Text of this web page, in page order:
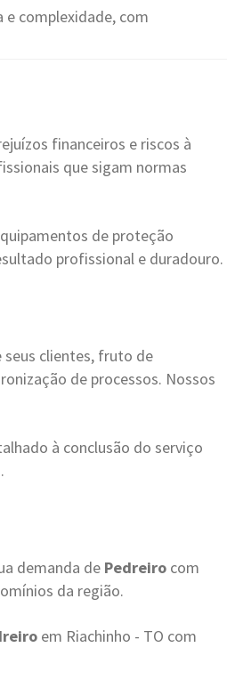
e complexidade, com
financeiros e riscos à
que sigam normas
de proteção
profissional e duradouro.
clientes, fruto de
de processos. Nossos
à conclusão do serviço
demanda de Pedreiro com
da região.
em Riachinho - TO com